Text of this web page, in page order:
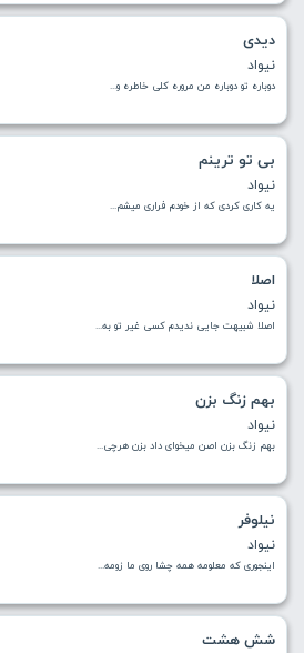
دیدی
نیواد
دوباره تو دوباره من مروره کلی خاطره و...
بی تو ترینم
نیواد
یه کاری کردی که از خودم فراری میشم...
اصلا
نیواد
اصلا شبیهت جایی ندیدم کسی غیر تو به...
بهم زنگ بزن
نیواد
بهم زنگ بزن اصن میخوای داد بزن هرچی...
نیلوفر
نیواد
اﻳﻨﺠﻮری ﻛﻪ ﻣﻌﻠﻮﻣﻪ ﻫﻤﻪ ﭼﺸﺎ روی ﻣﺎ زوﻣﻪ...
شش هشت